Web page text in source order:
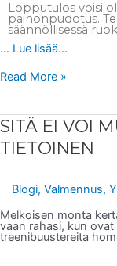
Lopputulos voisi
painonpudotus.
säännöllisessä
… Lue lisää...
Read More »
SITÄ EI VOI
TIETOINEN
Blogi, Valmennus,
Melkoisen monta
vaan rahasi, kun
treenibuustereita
SITÄ
EI
VOI
MUUTTAA,
OLE
TIETOINEN